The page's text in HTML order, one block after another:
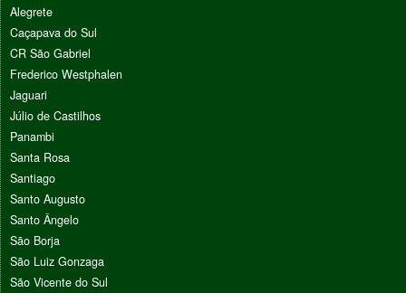
Alegrete
Caçapava do Sul
CR São Gabriel
Frederico Westphalen
Jaguari
Júlio de Castilhos
Panambi
Santa Rosa
Santiago
Santo Augusto
Santo Ângelo
São Borja
São Luiz Gonzaga
São Vicente do Sul